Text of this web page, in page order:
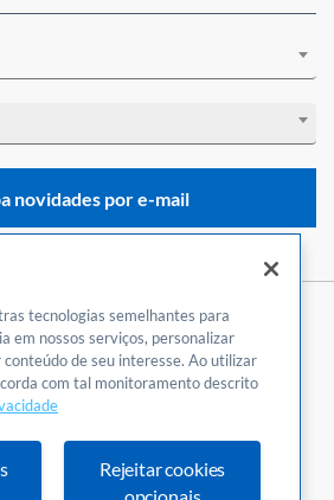
Central de Atendimento
570 0800
24 horas por dia
Fale Conosco
Ouvidoria
novidades por e-mail
tecnologias semelhantes para
em nossos serviços, personalizar
de seu interesse. Ao utilizar
com tal monitoramento descrito
Rejeitar cookies